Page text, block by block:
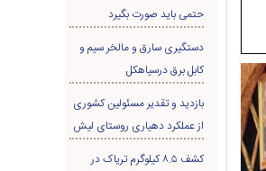
حتمی باید صورت بگیرد
دستگیری سارق و مالخر سیم و
کابل برق درسیاهکل
بازدید و تقدیر مسئولین کشوری
از عملکرد دهیاری روستای لیش
کشف ۸.۵ کیلوگرم تریاک در